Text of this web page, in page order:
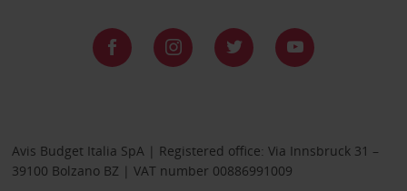
Avis Budget Italia SpA | Registered office: Via Innsbruck 31 –
39100 Bolzano BZ | VAT number 00886991009